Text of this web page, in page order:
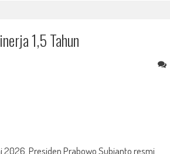
1,5 Tahun
2026. Presiden Prabowo Subianto resmi